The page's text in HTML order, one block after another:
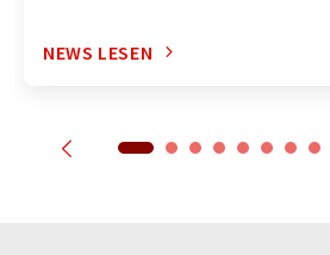
NEWS LESEN